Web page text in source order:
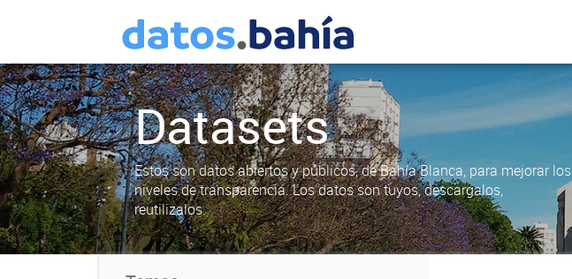
Datasets
Estos son datos abiertos y públicos, de Bahía Blanca, para mejorar los
niveles de transparencia. Los datos son tuyos, descargalos,
reutilizalos.